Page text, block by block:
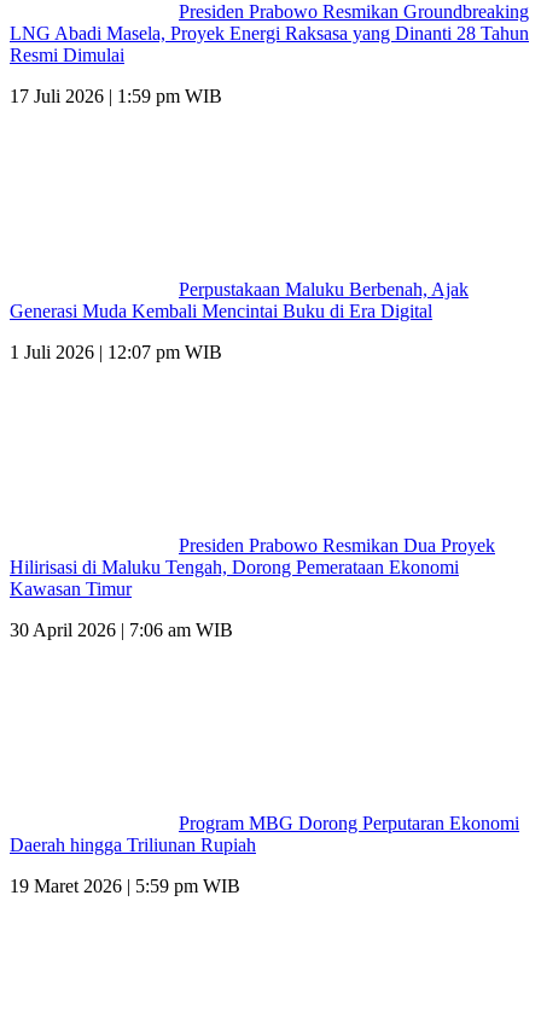
Presiden Prabowo Resmikan Groundbreaking
LNG Abadi Masela, Proyek Energi Raksasa yang Dinanti 28 Tahun
Resmi Dimulai
17 Juli 2026 | 1:59 pm WIB
Perpustakaan Maluku Berbenah, Ajak
Generasi Muda Kembali Mencintai Buku di Era Digital
1 Juli 2026 | 12:07 pm WIB
Presiden Prabowo Resmikan Dua Proyek
Hilirisasi di Maluku Tengah, Dorong Pemerataan Ekonomi
Kawasan Timur
30 April 2026 | 7:06 am WIB
Program MBG Dorong Perputaran Ekonomi
Daerah hingga Triliunan Rupiah
19 Maret 2026 | 5:59 pm WIB